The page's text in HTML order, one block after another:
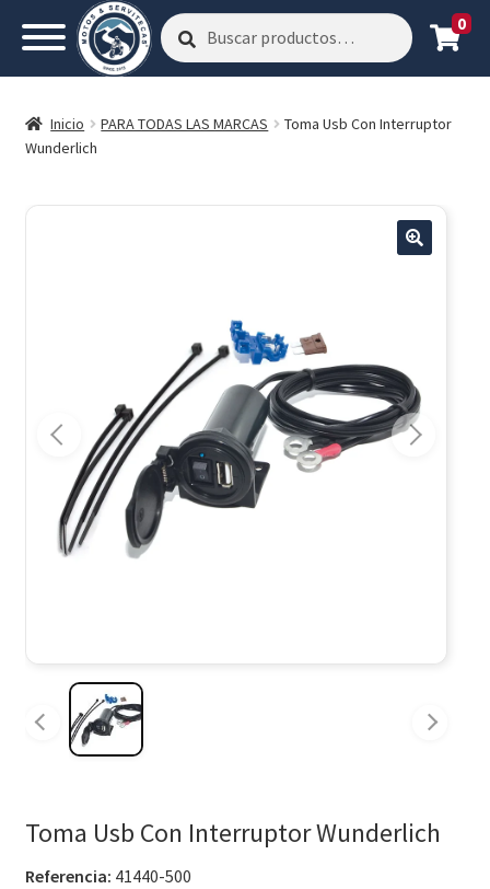
Buscar
por:
Buscar 0
Inicio PARA TODAS LAS MARCAS
Toma Usb Con Interruptor
Wunderlich
Toma Usb Con Interruptor Wunderlich
Referencia: 41440-500